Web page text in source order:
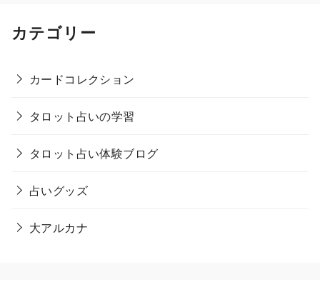
カテゴリー
カードコレクション
タロット占いの学習
タロット占い体験ブログ
占いグッズ
大アルカナ